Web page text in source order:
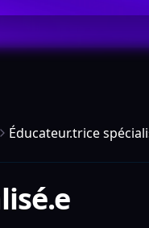
Éducateur.trice